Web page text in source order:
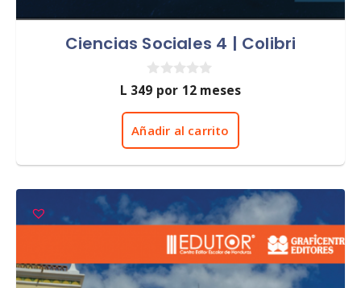
Ciencias Sociales 4 | Colibri
0
d
e
L 349 por 12 meses
Añadir al carrito